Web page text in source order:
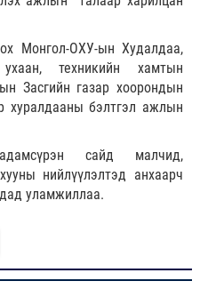
Монгол-ОХУ-ын Худалдаа,
техникийн хамтын
Засгийн газар хоорондын
хуралдааны бэлтгэл ажлын
сайд малчид,
нийлүүлэлтэд анхаарч
уламжиллаа.